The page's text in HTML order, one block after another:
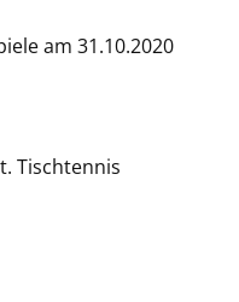
am 31.10.2020
Tischtennis